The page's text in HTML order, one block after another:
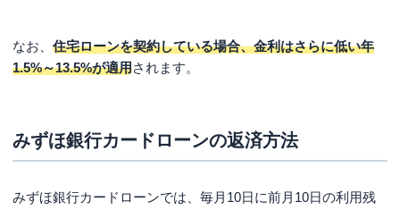
なお、 住宅ローンを契約している場合、金利はさらに低い年
1.5%～13.5%が適用されます。
みずほ銀行カードローンの返済方法
みずほ銀行カードローンでは、毎月10日に前月10日の利用残